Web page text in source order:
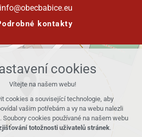
info@obecbabice.eu
kontakty
cookies
Vítejte na našem webu!
cookies a související technologie, aby
vašim potřebám a vy na webu nalezli
Soubory cookies používané na našem webu
totožnosti uživatelů stránek.